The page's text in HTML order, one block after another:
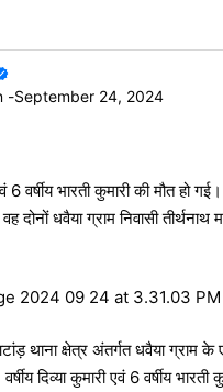
-September 24, 2024
6 वर्षीय भारती कुमारी की मौत हो
दोनों धवैया ग्राम निवासी तीर्थनाथ
थाना क्षेत्र अंतर्गत धवैया ग्राम
दिव्या कुमारी एवं 6 वर्षीय भारती